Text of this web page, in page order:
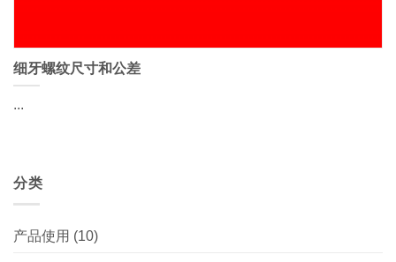
细牙螺纹尺寸和公差
...
分类
产品使用 (10)